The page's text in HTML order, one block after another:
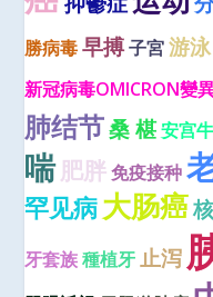
勝病毒 早搏子宮 游泳
新冠病毒OMICRON變
肺结节桑 椹安宫
喘肥胖 免疫接种
罕见病大肠癌
牙套族 種植牙 止泻